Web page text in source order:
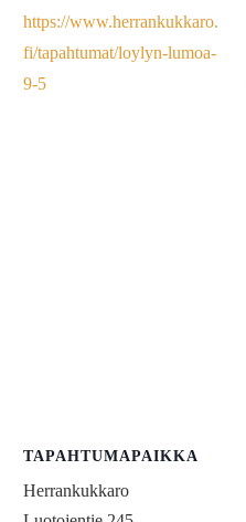
https://www.herrankukkaro.
fi/tapahtumat/loylyn-lumoa-
9-5
TAPAHTUMAPAIKKA
Herrankukkaro